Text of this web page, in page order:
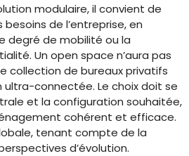
modulaire, il convient de
de l’entreprise, en
degré de mobilité ou la
Un open space n’aura pas
collection de bureaux privatifs
ultra-connectée. Le choix doit se
et la configuration souhaitée,
cohérent et efficace.
tenant compte de la
d’évolution.